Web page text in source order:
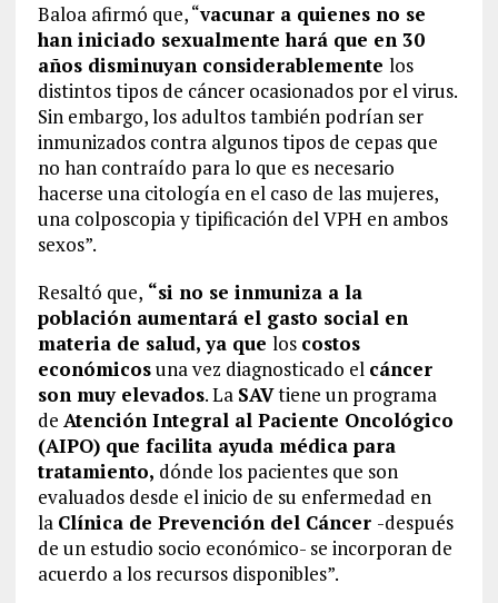
Baloa afirmó que, “vacunar a quienes no se
han iniciado sexualmente hará que en 30
años disminuyan considerablemente los
distintos tipos de cáncer ocasionados por el virus.
Sin embargo, los adultos también podrían ser
inmunizados contra algunos tipos de cepas que
no han contraído para lo que es necesario
hacerse una citología en el caso de las mujeres,
una colposcopia y tipificación del VPH en ambos
sexos”.
Resaltó que, “si no se inmuniza a la
población aumentará el gasto social en
materia de salud, ya que los costos
económicosuna vez diagnosticado el cáncer
son muy elevados. La SAVtiene un programa
de Atención Integral al Paciente Oncológico
(AIPO) que facilita ayuda médica para
tratamiento, dónde los pacientes que son
evaluados desde el inicio de su enfermedad en
la Clínica de Prevención del Cáncer -después
de un estudio socio económico- se incorporan de
acuerdo a los recursos disponibles”.